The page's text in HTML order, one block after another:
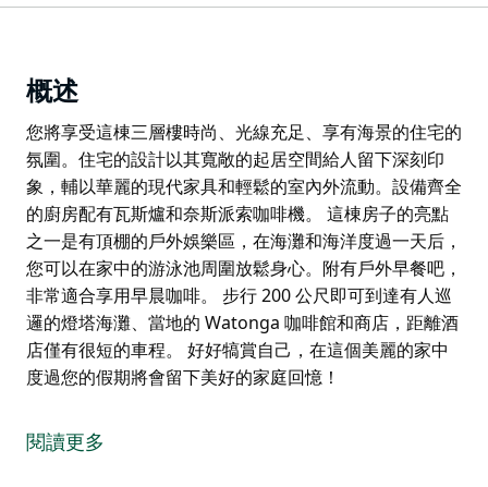
概述
您將享受這棟三層樓時尚、光線充足、享有海景的住宅的
氛圍。住宅的設計以其寬敞的起居空間給人留下深刻印
象，輔以華麗的現代家具和輕鬆的室內外流動。設備齊全
的廚房配有瓦斯爐和奈斯派索咖啡機。 這棟房子的亮點
之一是有頂棚的戶外娛樂區，在海灘和海洋度過一天后，
您可以在家中的游泳池周圍放鬆身心。附有戶外早餐吧，
非常適合享用早晨咖啡。 步行 200 公尺即可到達有人巡
邏的燈塔海灘、當地的 Watonga 咖啡館和商店，距離酒
店僅有很短的車程。 好好犒賞自己，在這個美麗的家中
度過您的假期將會留下美好的家庭回憶！
氛圍。住宅的設計以其寬敞的起居空間給人留下深刻印
象，輔以華麗的現代家具和輕鬆的室內外流動。設備齊全
閱讀更多